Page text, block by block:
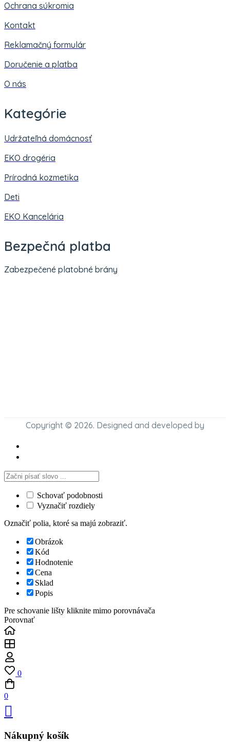
Ochrana súkromia
Kontakt
Reklamačný formulár
Doručenie a platba
O nás
Kategórie
Udržateľná domácnosť
EKO drogéria
Prírodná kozmetika
Deti
EKO Kancelária
Bezpečná platba
Zabezpečené platobné brány
Copyright © 2026. Designed and developed by
Schovať podobnosti
Vyznačiť rozdiely
Označiť polia, ktoré sa majú zobraziť.
Obrázok
Kód
Hodnotenie
Cena
Sklad
Popis
Pre schovanie lišty kliknite mimo porovnávača
Porovnať
0
0
Nákupný košík